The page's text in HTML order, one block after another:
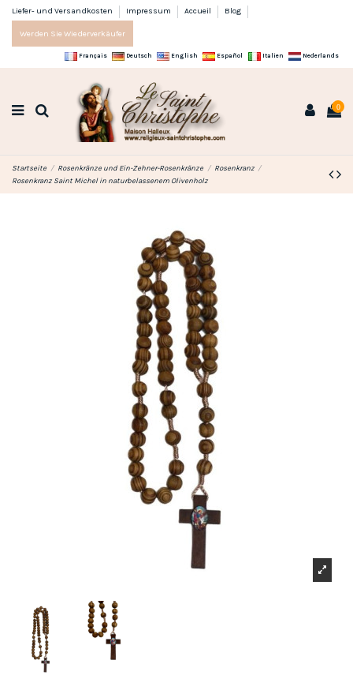
Liefer- und Versandkosten Impressum Accueil Blog
Werden Sie Wiederverkäufer
Français Deutsch English Español Italien Nederlands
0
Startseite Rosenkränze und Ein-Zehner-Rosenkränze
Rosenkranz
Rosenkranz Saint Michel in naturbelassenem Olivenholz